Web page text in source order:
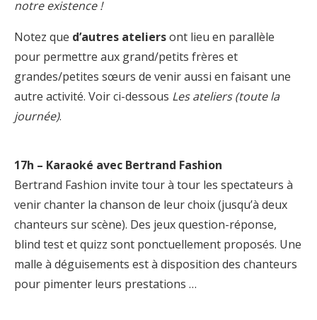
notre existence !
Notez que d’autres ateliersont lieu en parallèle
pour permettre aux grand/petits frères et
grandes/petites sœurs de venir aussi en faisant une
autre activité. Voir ci-dessous Les ateliers (toute la
journée).
17h – Karaoké avec Bertrand Fashion
Bertrand Fashion invite tour à tour les spectateurs à
venir chanter la chanson de leur choix (jusqu’à deux
chanteurs sur scène). Des jeux question-réponse,
blind test et quizz sont ponctuellement proposés. Une
malle à déguisements est à disposition des chanteurs
pour pimenter leurs prestations …